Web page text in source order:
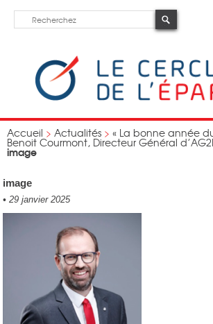
Accueil > Actualités > « La bonne année
Benoit Courmont, Directeur Général
image
image
• 29 janvier 2025